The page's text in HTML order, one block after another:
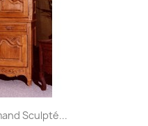
Sculpté...